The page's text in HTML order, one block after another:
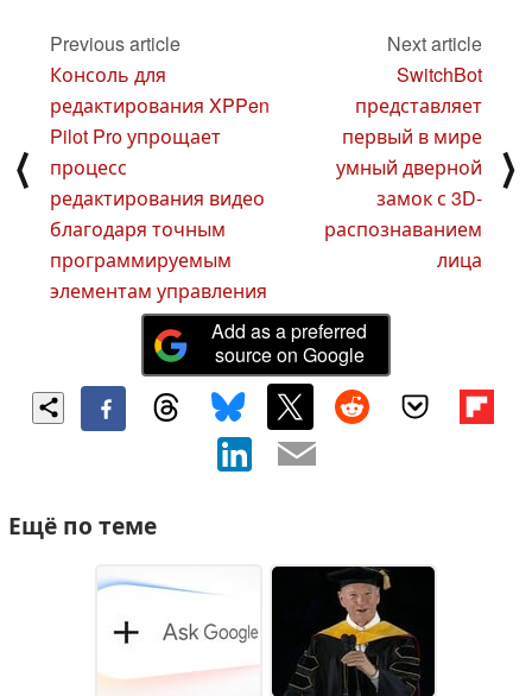
⟨
Previous article
Консоль для
редактирования XPPen
Pilot Pro упрощает
процесс
редактирования видео
благодаря точным
программируемым
элементам управления
Next article
SwitchBot
представляет
первый в мире
умный дверной
замок с 3D-
распознаванием
лица
⟩
Add as a preferred
source on Google
Ещё по теме